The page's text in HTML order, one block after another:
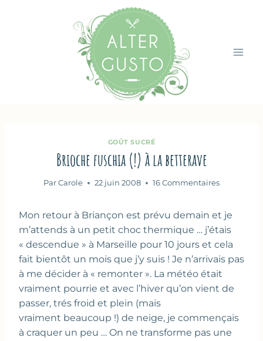
GOÛT SUCRÉ
Brioche fuschia (!) à la betterave
Par Carole 22 juin 2008 16 Commentaires
Mon retour à Briançon est prévu demain et je
m’attends à un petit choc thermique … j’étais
« descendue » à Marseille pour 10 jours et cela
fait bientôt un mois que j’y suis ! Je n’arrivais pas
à me décider à « remonter ». La météo était
vraiment pourrie et avec l’hiver qu’on vient de
passer, trés froid et plein (mais
vraiment beaucoup !) de neige, je commençais
à craquer un peu … On ne transforme pas une